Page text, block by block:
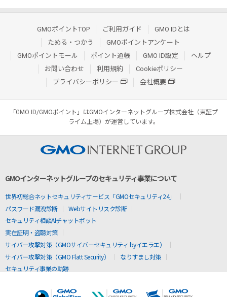
GMOポイントTOP ご利用ガイド
GMO IDとは
ためる・つかう
GMOポイントアンケート
GMOポイントモール
ポイント通帳 GMO ID設定
ヘルプ
お問い合わせ
利用規約
Cookieポリシー
プライバシーポリシー
会社概要
「GMO ID/GMOポイント」はGMOインターネットグループ株式会社（東証プ
ライム上場）が運営しています。
GMOインターネットグループのセキュリティ事業について
世界初総合ネットセキュリティサービス「GMOセキュリティ24」
パスワード漏洩診断
Webサイトリスク診断
セキュリティ相談AIチャットボット
実在証明・盗聴対策
サイバー攻撃対策（GMOサイバーセキュリティ byイエラエ）
サイバー攻撃対策（GMO Flatt Security）
なりすまし対策
セキュリティ事業の軌跡